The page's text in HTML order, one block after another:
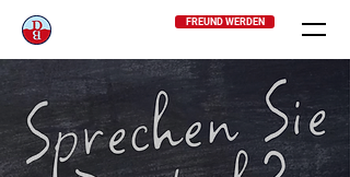
FREUND WERDEN